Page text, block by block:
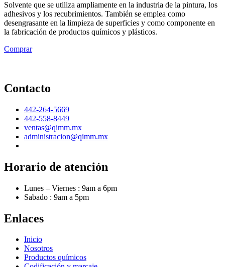
Solvente que se utiliza ampliamente en la industria de la pintura, los
adhesivos y los recubrimientos. También se emplea como
desengrasante en la limpieza de superficies y como componente en
la fabricación de productos químicos y plásticos.
Comprar
Contacto
442-264-5669
442-558-8449
ventas@qimm.mx
administracion@qimm.mx
Horario de atención
Lunes – Viernes : 9am a 6pm
Sabado : 9am a 5pm
Enlaces
Inicio
Nosotros
Productos químicos